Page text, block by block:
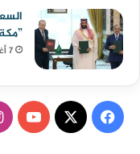
7 أغسطس، 2026
ف